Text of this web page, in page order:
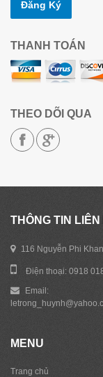
Đăng Ký
THANH TOÁN
THEO DÕI QUA
THÔNG TIN LIÊN
116 Nguyễn Phi
Điện thoại: 0918
Email:
MENU
Trang chủ